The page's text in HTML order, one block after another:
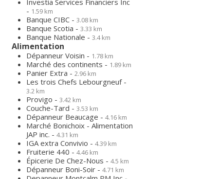
Investia Services Financiers Inc
- 1.59 km
Banque CIBC - 3.08 km
Banque Scotia - 3.33 km
Banque Nationale - 3.4 km
Alimentation
Dépanneur Voisin - 1.78 km
Marché des continents - 1.89 km
Panier Extra - 2.96 km
Les trois Chefs Lebourgneuf -
3.2 km
Provigo - 3.42 km
Couche-Tard - 3.53 km
Dépanneur Beaucage - 4.16 km
Marché Bonichoix - Alimentation
JAP inc. - 4.31 km
IGA extra Convivio - 4.39 km
Fruiterie 440 - 4.46 km
Épicerie De Chez-Nous - 4.5 km
Dépanneur Boni-Soir - 4.71 km